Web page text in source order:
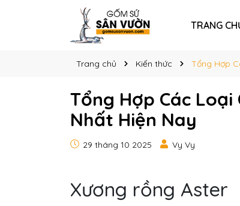
TRANG
Trang chủ Kiến thức Tổng Hợp
Tổng Hợp Các Loại
Nhất Hiện Nay
29 tháng 10 2025 Vy Vy
Xương rồng Aster